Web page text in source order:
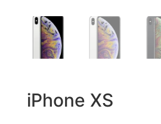
iPhone XS